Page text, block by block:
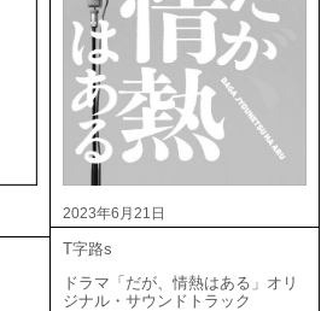
2023年6月21日
T字路s
ドラマ「だが、情熱はある」オリ
ジナル・サウンドトラック